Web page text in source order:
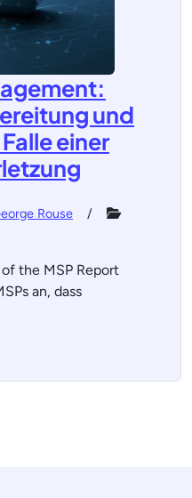
und
einer
Rouse
the MSP Report
an, dass